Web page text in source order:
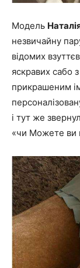
Модель
незвичайну
відомих
яскравих сабо
прикрашеним
і тут же
«чи Можете ви